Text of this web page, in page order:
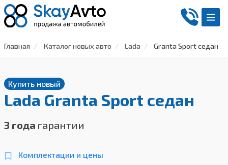
Главная Каталог новых авто Lada Granta Sport седан
Купить новый
Lada Granta Sport седан
3 года гарантии
Комплектации и цены